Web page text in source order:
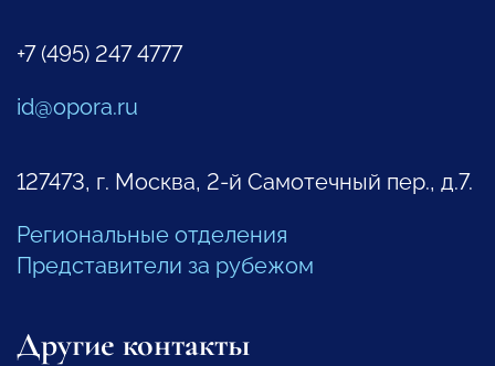
+7 (495) 247 4777
id@opora.ru
127473, г. Москва, 2-й Самотечный пер., д.7.
Региональные отделения
Представители за рубежом
Другие контакты